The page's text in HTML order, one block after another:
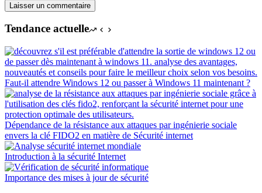
Laisser un commentaire
Tendance actuelle
Faut-il attendre Windows 12 ou passer à Windows 11 maintenant ?
Dépendance de la résistance aux attaques par ingénierie sociale
envers la clé FIDO2 en matière de Sécurité internet
Introduction à la sécurité Internet
Importance des mises à jour de sécurité